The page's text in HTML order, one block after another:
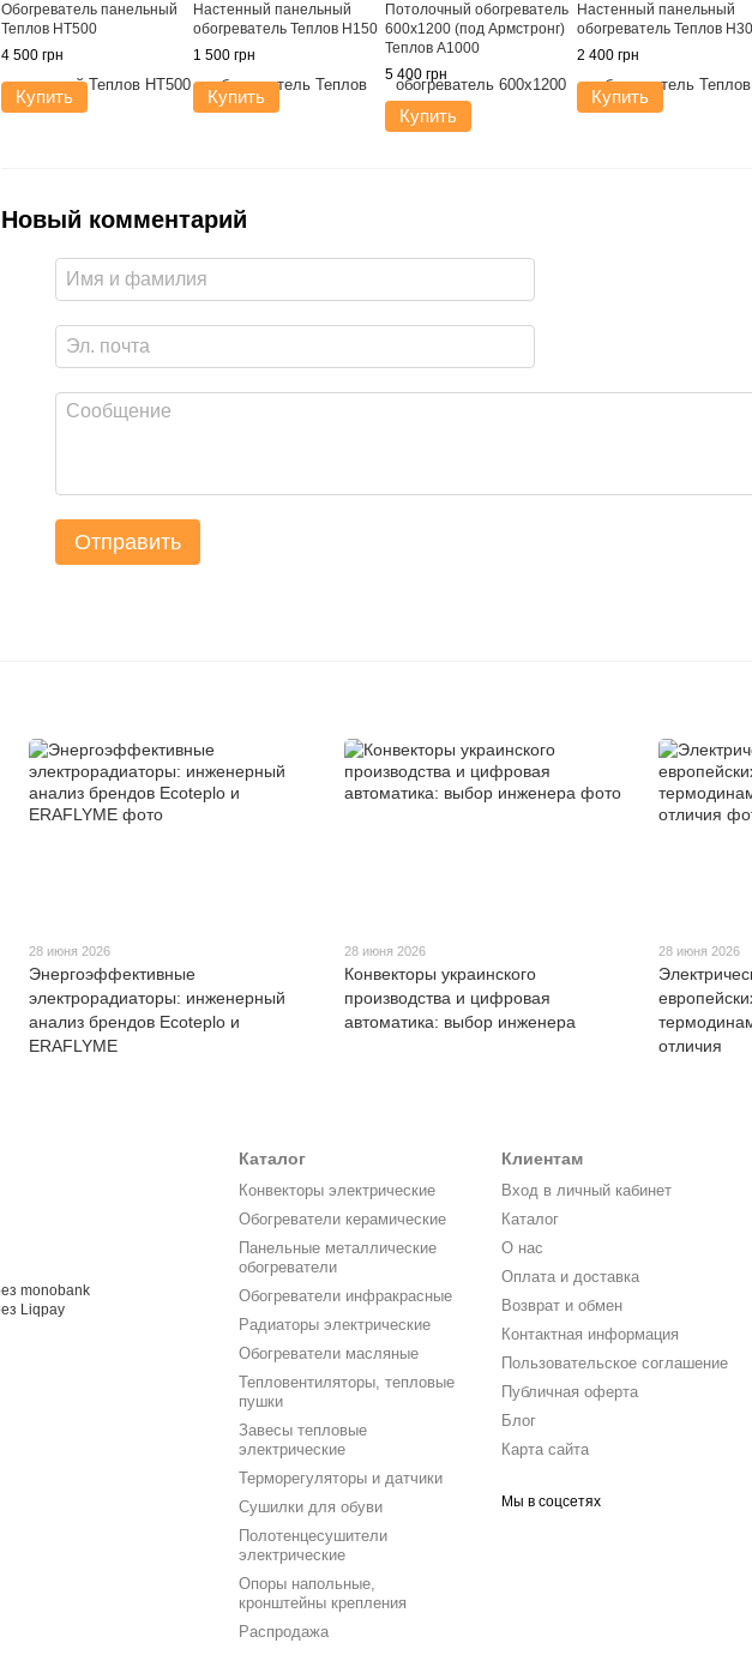
Обогреватель панельный
Теплов НТ500
4 500 грн
Купить
Настенный панельный
обогреватель Теплов Н150
1 500 грн
Купить
Потолочный обогреватель
600х1200 (под Армстронг)
Теплов А1000
5 400 грн
Купить
Настенный панельный
обогреватель Теплов
2 400 грн
Купить
Новый комментарий
Отправить
28 июня 2026
Энергоэффективные
электрорадиаторы: инженерный
анализ брендов Ecoteplo и
ERAFLYME
28 июня 2026
Конвекторы украинского
производства и цифровая
автоматика: выбор инженера
28 июня 2026
отличия
Каталог
Конвекторы электрические
Обогреватели керамические
Панельные металлические
обогреватели
Обогреватели инфракрасные
Радиаторы электрические
Обогреватели масляные
Тепловентиляторы, тепловые
пушки
Завесы тепловые
электрические
Терморегуляторы и датчики
Сушилки для обуви
Полотенцесушители
электрические
Опоры напольные,
кронштейны крепления
Распродажа
Клиентам
Вход в личный кабинет
Каталог
О нас
Оплата и доставка
Возврат и обмен
Контактная информация
Пользовательское соглашение
Публичная оферта
Блог
Карта сайта
Мы в соцсетях